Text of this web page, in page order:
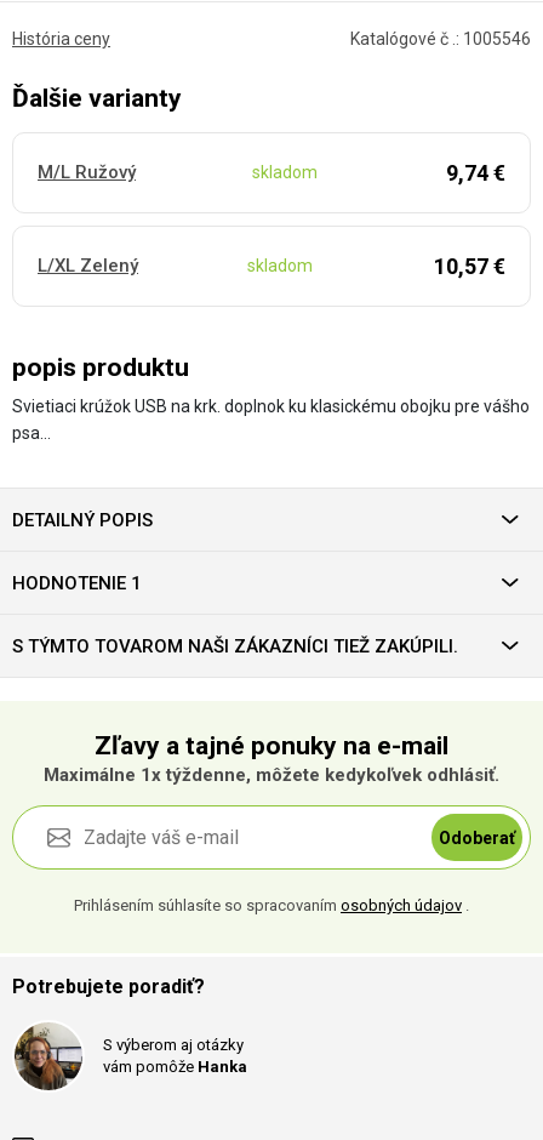
popis produktu
Svietiaci krúžok USB na krk. doplnok ku klasickému obojku pre vášho
psa…
História ceny Katalógové č .: 1005546
Ďalšie varianty
M/L Ružový skladom 9,74 €
L/XL Zelený skladom 10,57 €
DETAILNÝ POPIS
HODNOTENIE 1
S TÝMTO TOVAROM NAŠI ZÁKAZNÍCI TIEŽ ZAKÚPILI.
Zľavy a tajné ponuky na e-mail
Maximálne 1x týždenne, môžete kedykoľvek odhlásiť.
Odoberať
Prihlásením súhlasíte so spracovaním osobných údajov .
Potrebujete poradiť?
S výberom aj otázky
vám pomôže Hanka